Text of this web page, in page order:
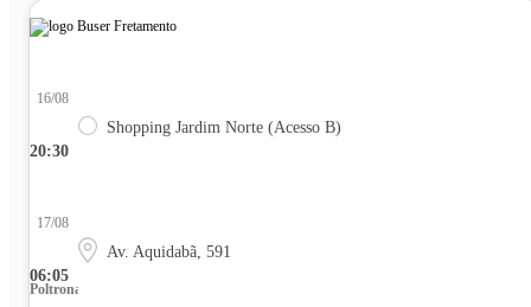
20:30
16/08
Shopping Jardim Norte (Acesso B)
06:05
17/08
Av. Aquidabã, 591
Poltrona